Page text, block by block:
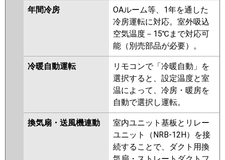
年間冷房
OAルーム等、1年を通した
冷房運転に対応。室外吸込
空気温度－15℃まで対応可
能（別売部品が必要）。
冷暖自動運転
リモコンで「冷暖自動」を
選択すると、設定温度と室
温によって、冷房・暖房を
自動で選択し運転。
換気扇・送風機連動
室内ユニット基板とリレー
ユニット（NRB-12H）を接
続することで、ダクト用換